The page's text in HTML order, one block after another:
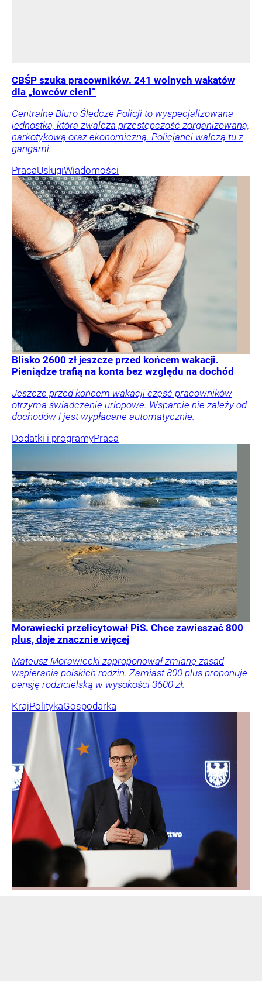
CBŚP szuka pracowników. 241 wolnych wakatów
dla „łowców cieni”
Centralne Biuro Śledcze Policji to wyspecjalizowana
jednostka, która zwalcza przestępczość zorganizowaną,
narkotykową oraz ekonomiczną. Policjanci walczą tu z
gangami.
PracaUsługiWiadomości
Blisko 2600 zł jeszcze przed końcem wakacji.
Pieniądze trafią na konta bez względu na dochód
Jeszcze przed końcem wakacji część pracowników
otrzyma świadczenie urlopowe. Wsparcie nie zależy od
dochodów i jest wypłacane automatycznie.
Dodatki i programyPraca
Morawiecki przelicytował PiS. Chce zawieszać 800
plus, daje znacznie więcej
Mateusz Morawiecki zaproponował zmianę zasad
wspierania polskich rodzin. Zamiast 800 plus proponuje
pensję rodzicielską w wysokości 3600 zł.
KrajPolitykaGospodarka